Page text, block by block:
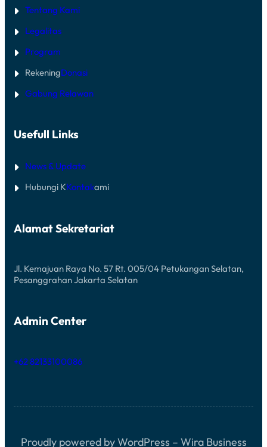
Tentang Kami
Legalitas
Program
RekeningDonasi
Gabung Relawan
Usefull Links
News & Update
Hubungi KKontakami
Alamat Sekretariat
Jl. Kemajuan Raya No. 57 Rt. 005/04 Petukangan Selatan,
Pesanggrahan Jakarta Selatan
Admin Center
+62 82133100086
Proudly powered by WordPress – Wira Business